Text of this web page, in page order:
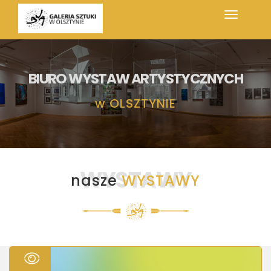
BIURO WYSTAW ARTYSTYCZNYCH
w OLSZTYNIE
WYSTAWY
naszeWYSTAWY